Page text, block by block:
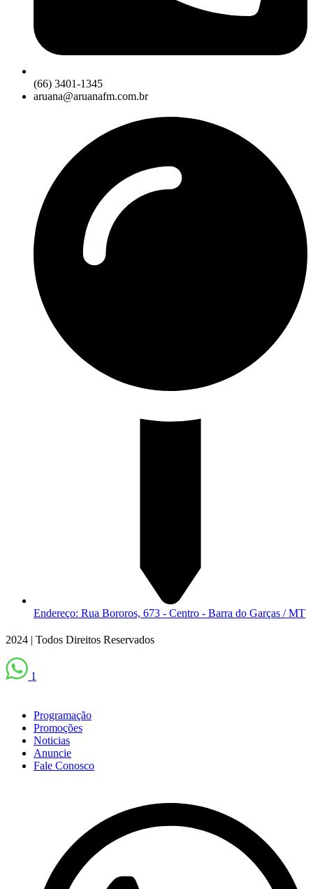
(66) 3401-1345
aruana@aruanafm.com.br
Endereço: Rua Bororos, 673 - Centro - Barra do Garças / MT
2024 | Todos Direitos Reservados
1
Programação
Promoções
Noticias
Anuncie
Fale Conosco